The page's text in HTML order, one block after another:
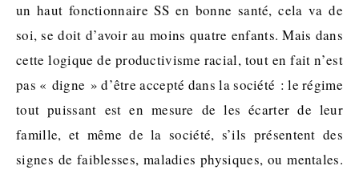
un haut fonctionnaire SS en bonne santé, cela va de
soi, se doit d’avoir au moins quatre enfants. Mais dans
cette logique de productivisme racial, tout en fait n’est
pas « digne » d’être accepté dans la société : le régime
tout puissant est en mesure de les écarter de leur
famille, et même de la société, s’ils présentent des
signes de faiblesses, maladies physiques, ou mentales.